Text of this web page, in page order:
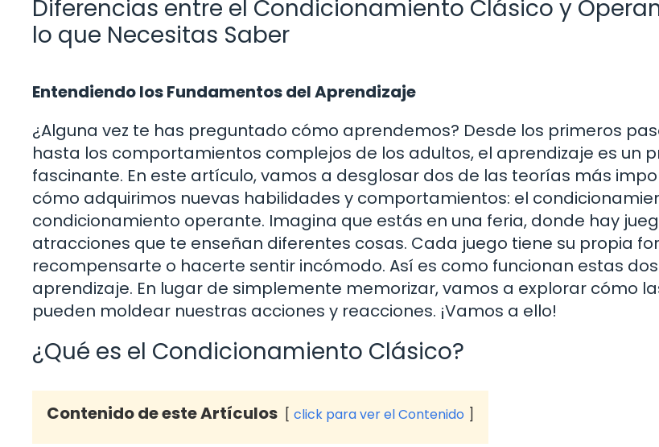
Diferencias entre el Condicionamiento Clásico y
lo que Necesitas Saber
Entendiendo los Fundamentos del Aprendizaje
¿Alguna vez te has preguntado cómo aprendemos? Desde los primeros
hasta los comportamientos complejos de los adultos, el aprendizaje es un
fascinante. En este artículo, vamos a desglosar dos de las teorías más
cómo adquirimos nuevas habilidades y comportamientos: el
condicionamiento operante. Imagina que estás en una feria, donde hay
atracciones que te enseñan diferentes cosas. Cada juego tiene su propia
recompensarte o hacerte sentir incómodo. Así es como funcionan estas
aprendizaje. En lugar de simplemente memorizar, vamos a explorar cómo
pueden moldear nuestras acciones y reacciones. ¡Vamos a ello!
¿Qué es el Condicionamiento Clásico?
Contenido de este Artículos click para ver el Contenido